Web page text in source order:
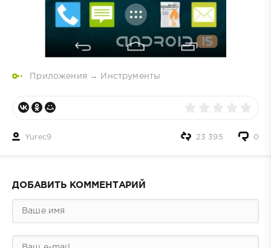
Приложения → Инструменты
Yurec9 0
23 395
ДОБАВИТЬ КОММЕНТАРИЙ